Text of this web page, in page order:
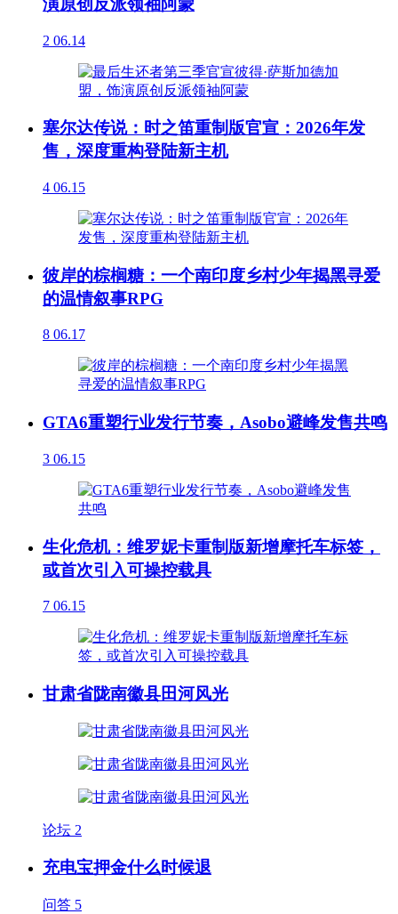
演原创反派领袖阿蒙
2 06.14
塞尔达传说：时之笛重制版官宣：2026年发
售，深度重构登陆新主机
4 06.15
彼岸的棕榈糖：一个南印度乡村少年揭黑寻爱
的温情叙事RPG
8 06.17
GTA6重塑行业发行节奏，Asobo避峰发售共鸣
3 06.15
生化危机：维罗妮卡重制版新增摩托车标签，
或首次引入可操控载具
7 06.15
甘肃省陇南徽县田河风光
论坛 2
充电宝押金什么时候退
问答 5